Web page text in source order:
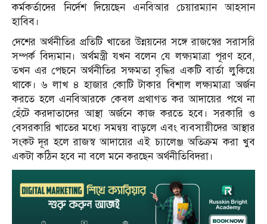
কর্মকর্তাদের নির্দেশ দিয়েছেন এনবিআর চেয়ারম্যান আহসান
হাবিব।
দেশের অর্থনীতির প্রতিটি খাতের উন্নয়নের সঙ্গে রাজস্বের সরাসরি
সম্পর্ক বিদ্যমান। অর্থমন্ত্রী যখন বলেন যে লক্ষ্যমাত্রা পূরণ হবে,
তখন এর পেছনে অর্থনীতির সক্ষমতা বৃদ্ধির একটি বার্তা লুকিয়ে
থাকে। ৬ লাখ ৪ হাজার কোটি টাকার বিশাল লক্ষ্যমাত্রা অর্জন
করতে হলে এনবিআরকে কেবল প্রথাগত কর আদায়ের পথে না
হেঁটে করদাতাদের আস্থা অর্জনে কাজ করতে হবে। সরকারি ও
বেসরকারি খাতের মধ্যে সমন্বয় বাড়লে এবং ব্যবসায়ীদের আস্থার
সংকট দূর হলে রাজস্ব আদায়ের এই চ্যালেঞ্জ অতিক্রম করা খুব
একটা কঠিন হবে না বলে মনে করছেন অর্থনীতিবিদরা।